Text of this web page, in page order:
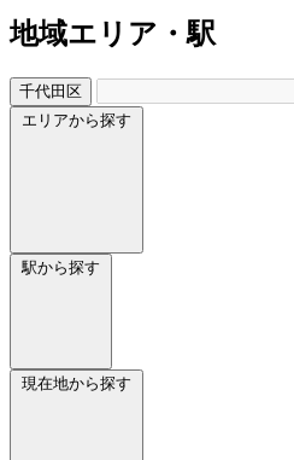
地域エリア・駅
千代田区
エリアから探す
駅から探す
現在地から探す